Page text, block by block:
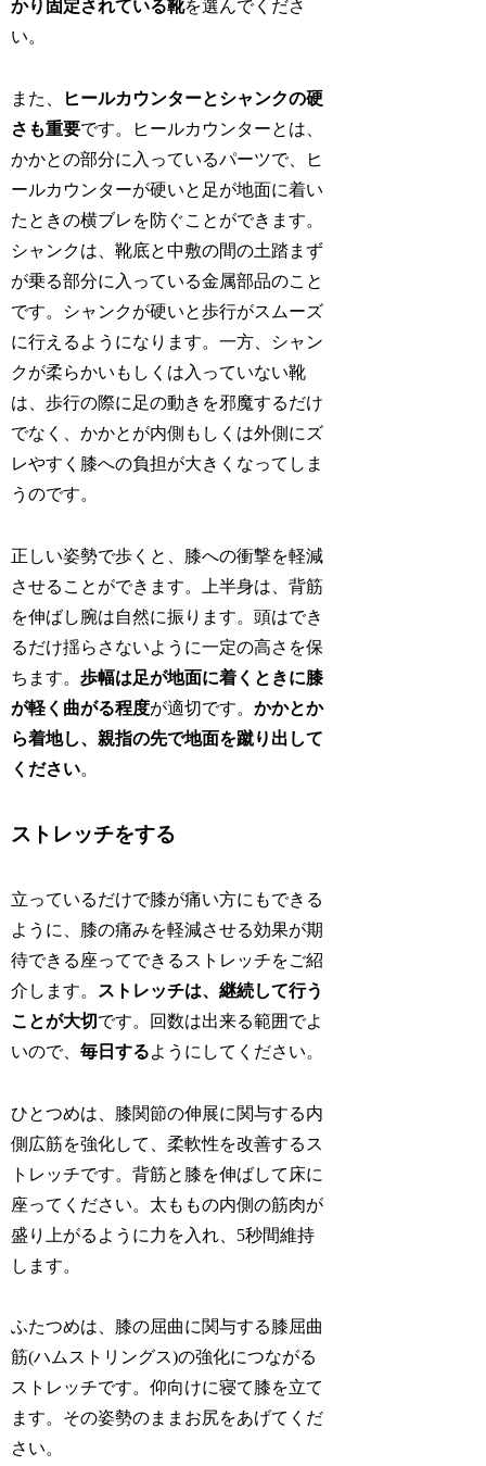
かり固定されている靴を選んでくださ
い。
また、
ヒールカウンターとシャンクの硬
さも重要です。ヒールカウンターとは、
かかとの部分に入っているパーツで、ヒ
ールカウンターが硬いと足が地面に着い
たときの横ブレを防ぐことができます。
シャンクは、靴底と中敷の間の土踏まず
が乗る部分に入っている金属部品のこと
です。シャンクが硬いと歩行がスムーズ
に行えるようになります。一方、シャン
クが柔らかいもしくは入っていない靴
は、歩行の際に足の動きを邪魔するだけ
でなく、かかとが内側もしくは外側にズ
レやすく膝への負担が大きくなってしま
うのです。
正しい姿勢で歩くと、膝への衝撃を軽減
させることができます。上半身は、背筋
を伸ばし腕は自然に振ります。頭はでき
るだけ揺らさないように一定の高さを保
ちます。歩幅は足が地面に着くときに膝
が軽く曲がる程度が適切です。かかとか
ら着地し、親指の先で地面を蹴り出して
ください。
ストレッチをする
立っているだけで膝が痛い方にもできる
ように、膝の痛みを軽減させる効果が期
待できる座ってできるストレッチをご紹
介します。
ストレッチは、継続して行う
ことが大切です。回数は出来る範囲でよ
いので、毎日するようにしてください。
ひとつめは、膝関節の伸展に関与する内
側広筋を強化して、柔軟性を改善するス
トレッチです。背筋と膝を伸ばして床に
座ってください。太ももの内側の筋肉が
盛り上がるように力を入れ、5秒間維持
します。
ふたつめは、膝の屈曲に関与する膝屈曲
筋(ハムストリングス)の強化につながる
ストレッチです。仰向けに寝て膝を立て
ます。その姿勢のままお尻をあげてくだ
さい。